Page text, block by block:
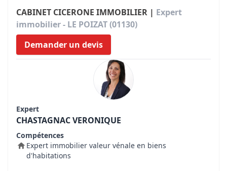
CABINET CICERONE IMMOBILIER | Expert
immobilier - LE POIZAT (01130)
Demander un devis
Expert
CHASTAGNAC VERONIQUE
Compétences
Expert immobilier valeur vénale en biens
d'habitations